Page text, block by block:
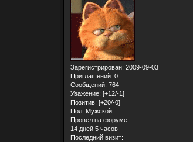
Зарегистрирован: 2009-09-03
Приглашений: 0
Сообщений: 764
Уважение: [+12/-1]
Позитив: [+20/-0]
Пол: Мужской
Провел на форуме:
14 дней 5 часов
Последний визит: